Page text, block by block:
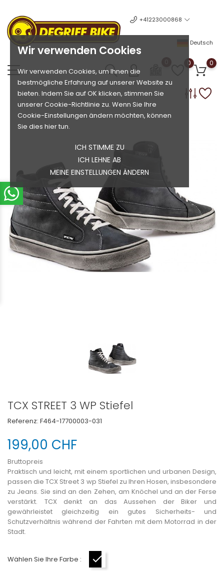
Wir verwenden Cookies
Wir verwenden Cookies, um Ihnen die
bestmögliche Erfahrung auf unserer Website zu
bieten. Indem Sie auf OK klicken, stimmen Sie
unserer Cookie-Richtlinie zu. Wenn Sie Ihre
Cookie-Einstellungen ändern möchten, können
Sie dies hier tun.
ICH STIMME ZU
ICH LEHNE AB
MEINE EINSTELLUNGEN ÄNDERN
+41223000868
Deutsch
0 0
TCX STREET 3 WP Stiefel
Referenz: F464-17700003-031
199,00 CHF
Bruttopreis
Praktisch und leicht, mit einem sportlichen und urbanen Design,
passen die TCX Street 3 wp Stiefel zu Ihren Hosen, insbesondere
zu Jeans. Sie sind an den Zehen, am Knöchel und an der Ferse
verstärkt. TCX denkt an das Aussehen der Biker und
gewährleistet gleichzeitig ein gutes Sicherheits- und
Schutzverhältnis während der Fahrten mit dem Motorrad in der
Stadt.
Wählen Sie Ihre Farbe :